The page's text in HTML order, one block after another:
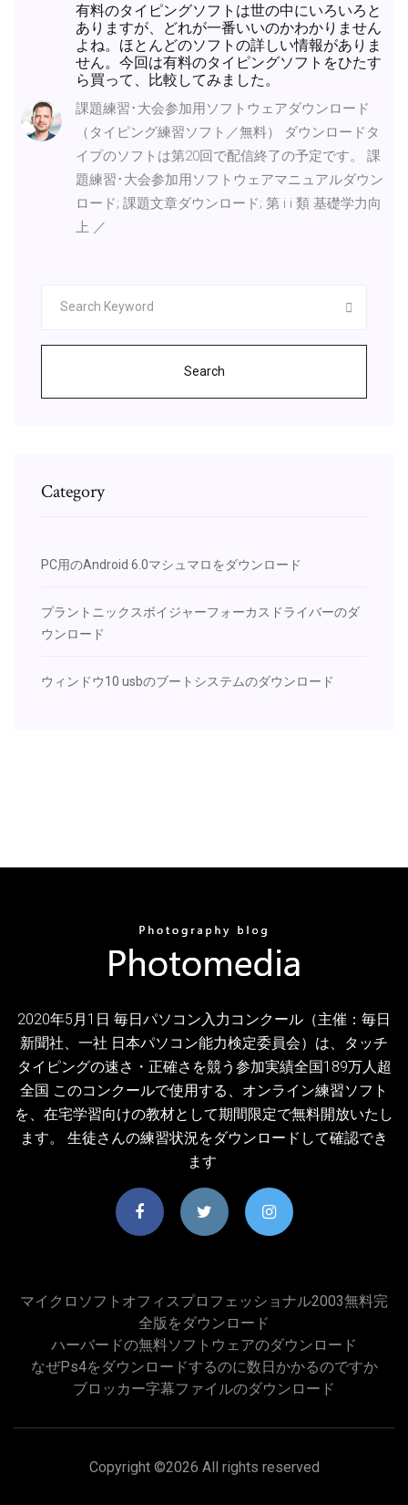
有料のタイピングソフトは世の中にいろいろと
ありますが、どれが一番いいのかわかりません
よね。ほとんどのソフトの詳しい情報がありま
せん。今回は有料のタイピングソフトをひたす
ら買って、比較してみました。
課題練習･大会参加用ソフトウェアダウンロード
（タイピング練習ソフト／無料） ダウンロードタ
イプのソフトは第20回で配信終了の予定です。 課
題練習･大会参加用ソフトウェアマニュアルダウン
ロード; 課題文章ダウンロード; 第 i i 類 基礎学力向
上 ／
Search
Category
PC用のAndroid 6.0マシュマロをダウンロード
プラントニックスボイジャーフォーカスドライバーのダ
ウンロード
ウィンドウ10 usbのブートシステムのダウンロード
2020年5月1日 毎日パソコン入力コンクール（主催：毎日
新聞社、一社 日本パソコン能力検定委員会）は、タッチ
タイピングの速さ・正確さを競う参加実績全国189万人超
全国 このコンクールで使用する、オンライン練習ソフト
を、在宅学習向けの教材として期間限定で無料開放いたし
ます。 生徒さんの練習状況をダウンロードして確認でき
ます
マイクロソフトオフィスプロフェッショナル2003無料完
全版をダウンロード
ハーバードの無料ソフトウェアのダウンロード
なぜps4をダウンロードするのに数日かかるのですか
ブロッカー字幕ファイルのダウンロード
Copyright ©2026 All rights reserved